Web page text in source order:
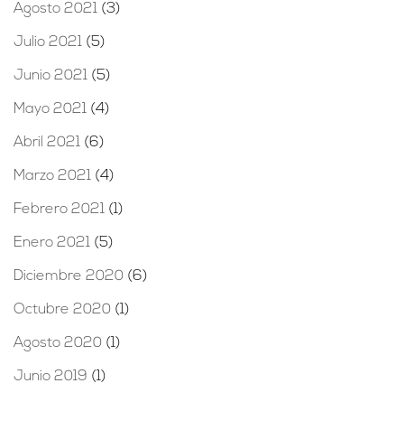
Agosto 2021 (3)
Julio 2021 (5)
Junio 2021 (5)
Mayo 2021 (4)
Abril 2021 (6)
Marzo 2021 (4)
Febrero 2021 (1)
Enero 2021 (5)
Diciembre 2020 (6)
Octubre 2020 (1)
Agosto 2020 (1)
Junio 2019 (1)